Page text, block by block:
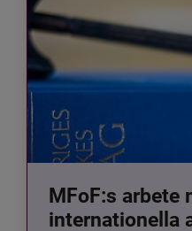
MFoF:s arbete
internationella